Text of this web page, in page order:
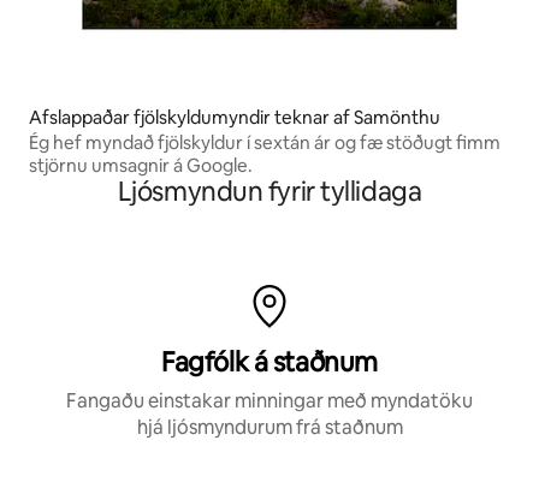
Afslappaðar fjölskyldumyndir teknar af Samönthu
Ég hef myndað fjölskyldur í sextán ár og fæ stöðugt fimm
stjörnu umsagnir á Google.
Ljósmyndun fyrir tyllidaga
Fagfólk á staðnum
Fangaðu einstakar minningar með myndatöku
hjá ljósmyndurum frá staðnum